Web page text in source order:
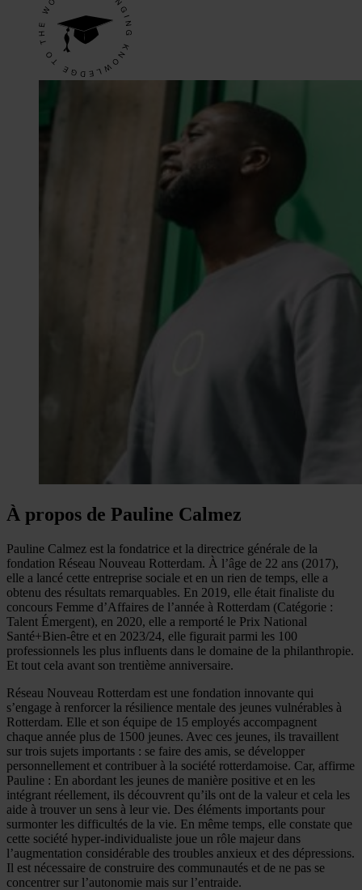
À propos de Pauline Calmez
Pauline Calmez est la fondatrice et la directrice générale de la
fondation Réseau Nouveau Rotterdam. À l’âge de 22 ans (2017),
elle a lancé cette entreprise sociale et en un rien de temps, elle a
obtenu des résultats remarquables. En 2019, elle était finaliste du
concours Femme d’Affaires de l’année à Rotterdam (Catégorie :
Talent Émergent), en 2020, elle a remporté le Prix National
Santé+Bien-être et en 2023/24, elle figurait parmi les 100
professionnels les plus influents dans le domaine de la philanthropie.
Et tout cela avant son trentième anniversaire.
Réseau Nouveau Rotterdam est une fondation innovante qui
s’engage à renforcer la résilience mentale des jeunes vulnérables à
Rotterdam. Elle et son équipe de 15 employés accompagnent
chaque année plus de 1500 jeunes. Avec ces jeunes, ils travaillent
sur trois sujets importants : se faire des amis, se développer
personnellement et contribuer à la société rotterdamoise. Car, affirme
Pauline : En abordant les jeunes de manière positive et en les
intégrant réellement, ils découvrent qu’ils ont de la valeur et cela les
aide à trouver un sens à leur vie. Des éléments importants pour
surmonter les difficultés de la vie. En même temps, elle constate que
cette société hyper-individualiste joue un rôle majeur dans
l’augmentation considérable des troubles anxieux et des dépressions.
Il est nécessaire de construire des communautés et de ne pas se
concentrer sur l’autonomie mais sur l’entraide.